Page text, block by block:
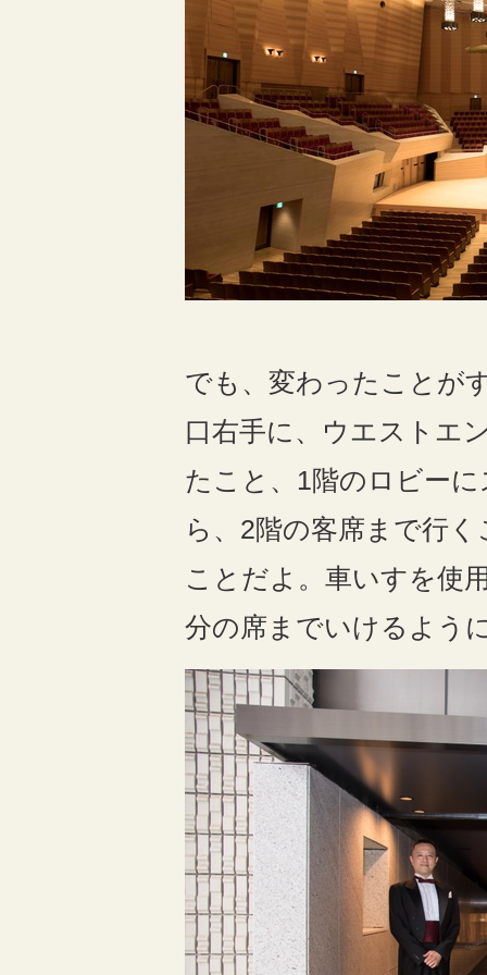
でも、変わったことが
口右手に、ウエストエ
たこと、 1階のロビー
ら、 2階の客席まで行
ことだよ。車いすを使
分の席までいけるよう